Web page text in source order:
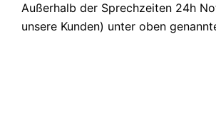
Außerhalb der Sprechzeiten 24h
unsere Kunden) unter oben